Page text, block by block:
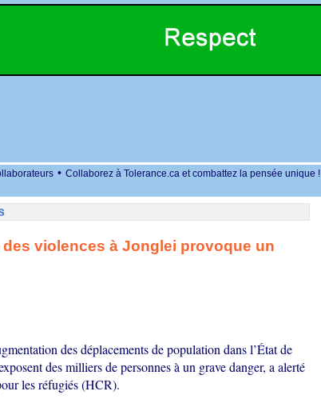
• Collaborez à Tolerance.ca et combattez la pensée unique !
violences à Jonglei provoque un
des déplacements de population dans l’État de
des milliers de personnes à un grave danger, a alerté
les réfugiés (HCR).